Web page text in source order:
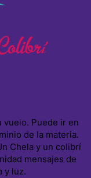
vuelo. Puede ir en
de la materia.
Chela y un colibrí
mensajes de
y luz.